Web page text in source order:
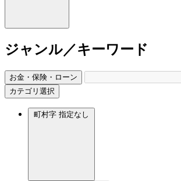
ジャンル／キーワード
お金・保険・ローン
カテゴリ選択
町村字 指定なし